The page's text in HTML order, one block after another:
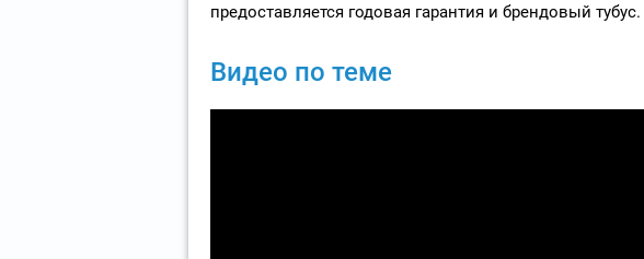
предоставляется годовая гарантия и брендовый тубус.
Видео по теме